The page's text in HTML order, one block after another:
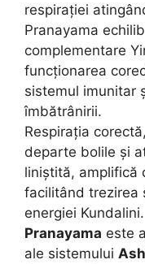
respirației
Pranayama
complementare
funcționarea
sistemul imunitar
îmbătrânirii.
Respiraţia
departe bolile şi
liniştită, amplifică
facilitând trezirea
energiei Kundalini.
Pranayama este
ale sistemului